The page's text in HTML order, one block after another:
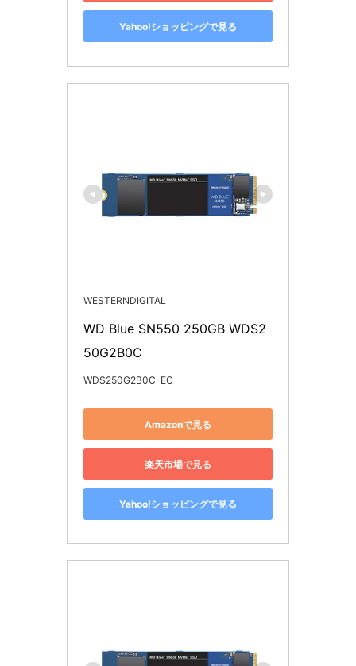
Yahoo!ショッピングで見る
WESTERNDIGITAL
WD Blue SN550 250GB WDS2
50G2B0C
WDS250G2B0C-EC
Amazonで見る
楽天市場で見る
Yahoo!ショッピングで見る